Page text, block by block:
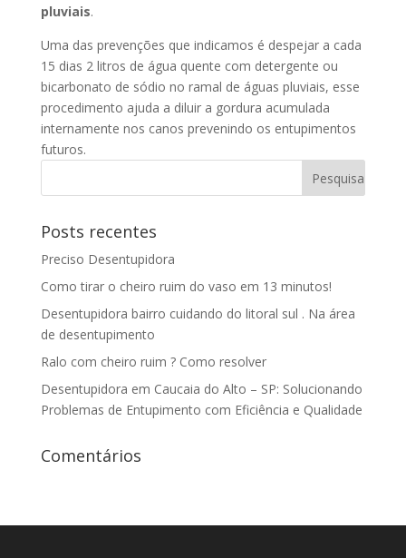
pluviais.
Uma das prevenções que indicamos é despejar a cada
15 dias 2 litros de água quente com detergente ou
bicarbonato de sódio no ramal de águas pluviais, esse
procedimento ajuda a diluir a gordura acumulada
internamente nos canos prevenindo os entupimentos
futuros.
Posts recentes
Preciso Desentupidora
Como tirar o cheiro ruim do vaso em 13 minutos!
Desentupidora bairro cuidando do litoral sul . Na área
de desentupimento
Ralo com cheiro ruim ? Como resolver
Desentupidora em Caucaia do Alto – SP: Solucionando
Problemas de Entupimento com Eficiência e Qualidade
Comentários